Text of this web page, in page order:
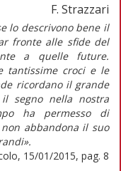
F. Strazzari
lo descrivono bene il
fronte alle sfide del
a quelle future.
tantissime croci e le
ricordano il grande
segno nella nostra
ha permesso di
abbandona il suo
15/01/2015, pag. 8